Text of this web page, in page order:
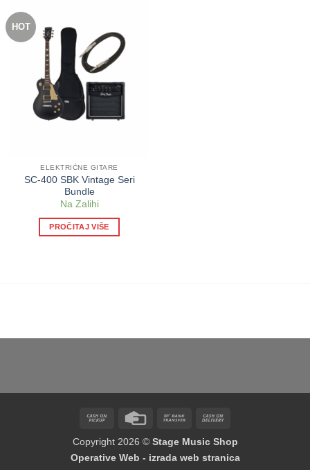
HOT
ELEKTRIČNE GITARE
SC-400 SBK Vintage Seri
Bundle
Na Zalihi
PROČITAJ VIŠE
Cash
Pickup
Credit
Bank
Delivery
Copyright 2026 © Stage Music Shop
Operative Web - izrada web stranica